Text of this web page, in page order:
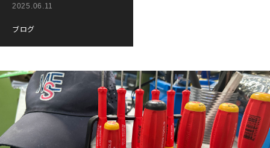
2025.06.11
ブログ